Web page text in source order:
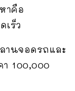
าคือ
เร็ว
านจอดรถและ
า 100,000